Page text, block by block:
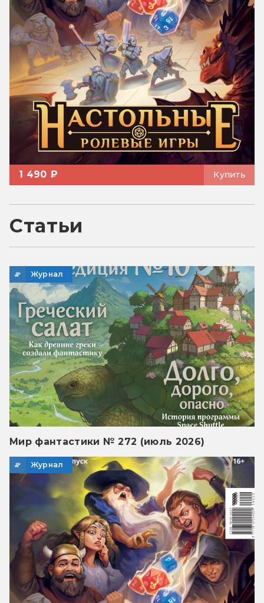
1 490 ₽ Купить
Статьи
Журнал
Мир фантастики № 272 (июль 2026)
Журнал